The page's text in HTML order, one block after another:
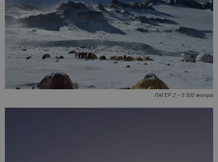
ЛАГЕР 2 – 5 500 метра